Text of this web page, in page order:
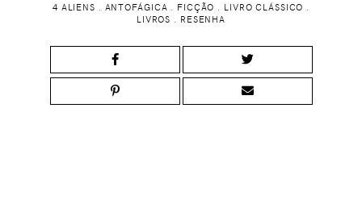
4 ALIENS . ANTOFÁGICA . FICÇÃO . LIVRO CLÁSSICO .
LIVROS . RESENHA